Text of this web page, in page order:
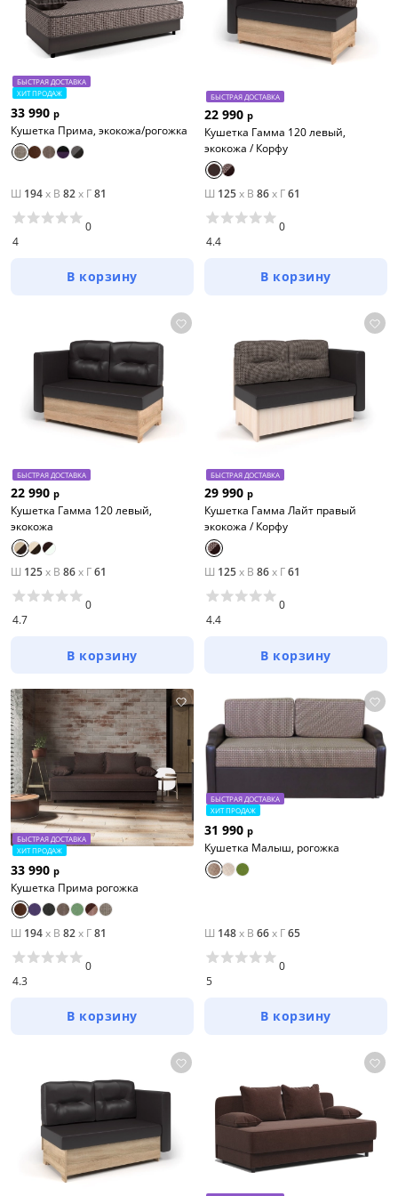
Тип товара
Кушетки
Цена
от
БЫСТРАЯ ДОСТАВКА
ХИТ ПРОДАЖ
33 990 р
Кушетка Прима, экокожа/рогожка
Ш 194x В 82x Г81
4
0
В корзину
БЫСТРАЯ ДОСТАВКА
22 990 р
Кушетка Гамма 120 левый,
экокожа / Корфу
Ш 125x В 86x Г61
4.4
0
В корзину
БЫСТРАЯ ДОСТАВКА
22 990 р
Кушетка Гамма 120 левый,
экокожа
Ш 125x В 86x Г61
4.7
0
В корзину
БЫСТРАЯ ДОСТАВКА
29 990 р
Кушетка Гамма Лайт правый
экокожа / Корфу
Ш 125x В 86x Г61
4.4
0
В корзину
БЫСТРАЯ ДОСТАВКА
ХИТ ПРОДАЖ
33 990 р
Кушетка Прима рогожка
Ш 194x В 82x Г81
4.3
0
В корзину
БЫСТРАЯ ДОСТАВКА
ХИТ ПРОДАЖ
31 990 р
Кушетка Малыш, рогожка
Ш 148x В 66x Г65
5
0
В корзину